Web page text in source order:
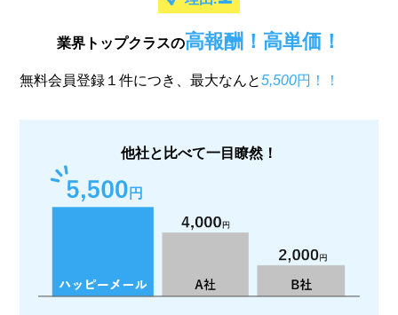
業界トップクラスの高報酬！高単価！
無料会員登録１件につき、最大なんと5,500円！！
他社と比べて一目瞭然！